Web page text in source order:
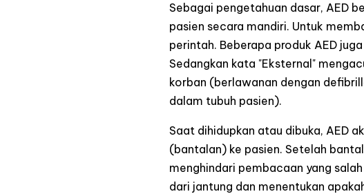
Sebagai pengetahuan dasar, AED
pasien secara mandiri. Untuk
perintah. Beberapa produk AED
Sedangkan kata "Eksternal"
korban (berlawanan dengan
dalam tubuh pasien).
Saat dihidupkan atau dibuka, AED
(bantalan) ke pasien. Setelah
menghindari pembacaan yang
dari jantung dan menentukan